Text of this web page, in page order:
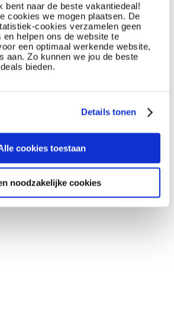
bent naar de beste vakantiedeal!
cookies we mogen plaatsen. De
cookies verzamelen geen
en helpen ons de website te
een optimaal werkende website,
aan. Zo kunnen we jou de beste
bieden.
Details tonen
cookies toestaan
noodzakelijke cookies